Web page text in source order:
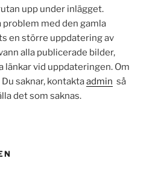
upp under inlägget.
problem med den gamla
en större uppdatering av
alla publicerade bilder,
länkar vid uppdateringen. Om
saknar, kontaktaadmin så
det som saknas.